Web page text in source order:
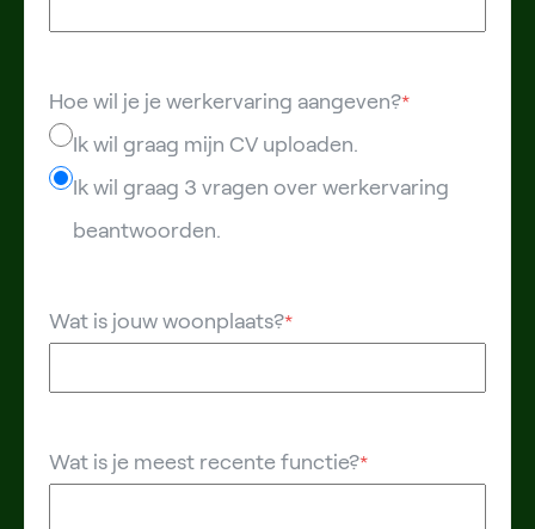
Hoe wil je je werkervaring aangeven?*
Ik wil graag mijn CV uploaden.
Ik wil graag 3 vragen over werkervaring
beantwoorden.
Wat is jouw woonplaats?*
Wat is je meest recente functie?*